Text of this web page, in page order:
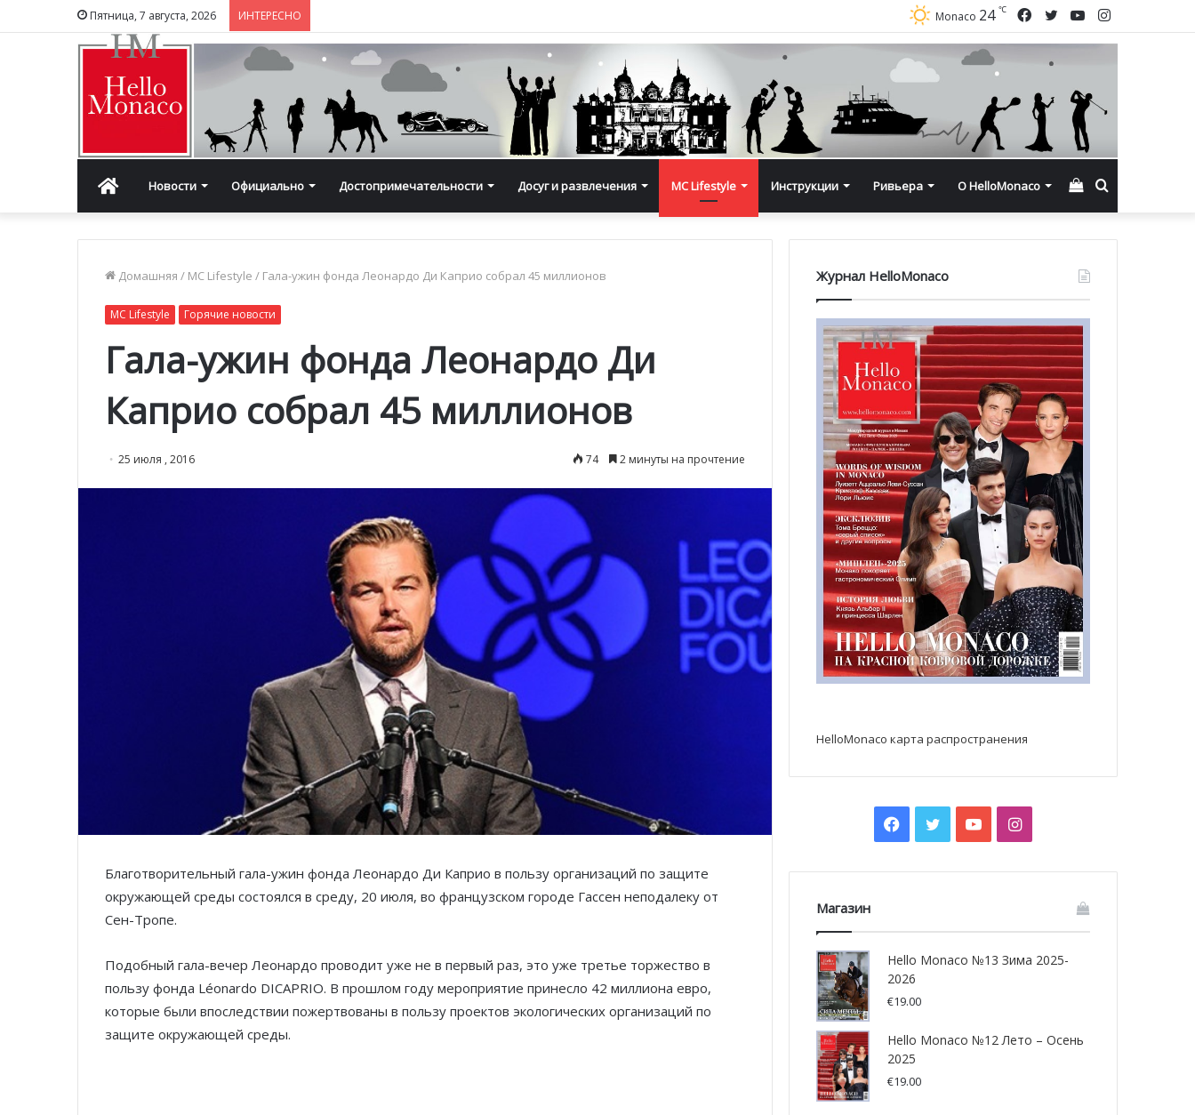
Пятница, 7 августа, 2026 ИНТЕРЕСНО Instagram
YouTube
Twitter
Facebook
Monaco 24 ℃
ГлавнаяНовости Официально Достопримечательности Досуг и развлечения MC Lifestyle Инструкции Ривьера О HelloMonaco Смотреть
корзину
Домашняя / MC Lifestyle / Гала-ужин фонда Леонардо Ди Каприо собрал 45 миллионов
MC Lifestyle Горячие новости
Гала-ужин фонда Леонардо Ди
Каприо собрал 45 миллионов
25 июля , 2016 74 2 минуты на прочтение
Благотворительный гала-ужин фонда Леонардо Ди Каприо в пользу организаций по защите
окружающей среды состоялся в среду, 20 июля, во французском городе Гассен неподалеку от
Сен-Тропе.
Подобный гала-вечер Леонардо проводит уже не в первый раз, это уже третье торжество в
пользу фонда Léonardo DICAPRIO. В прошлом году мероприятие принесло 42 миллиона евро,
которые были впоследствии пожертвованы в пользу проектов экологических организаций по
защите окружающей среды.
Журнал HelloMonaco
HelloMonaco карта распространения
Facebook
TwitterYouTubeInstagram
Магазин
Hello Monaco №13 Зима 2025-
2026
€19.00
Hello Monaco №12 Лето – Осень
2025
€19.00